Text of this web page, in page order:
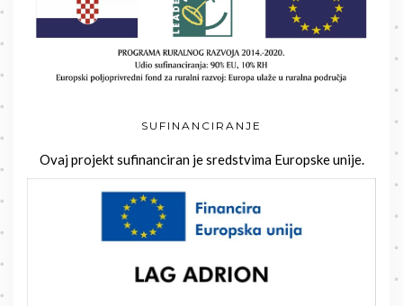
SUFINANCIRANJE
Ovaj projekt sufinanciran je sredstvima Europske unije.